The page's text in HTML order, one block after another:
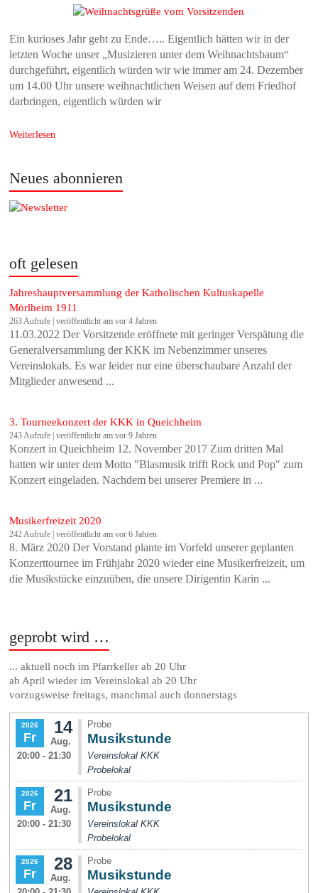
Ein kurioses Jahr geht zu Ende….. Eigentlich hätten wir in der
letzten Woche unser „Musizieren unter dem Weihnachtsbaum“
durchgeführt, eigentlich würden wir wie immer am 24. Dezember
um 14.00 Uhr unsere weihnachtlichen Weisen auf dem Friedhof
darbringen, eigentlich würden wir
Weiterlesen
Neues abonnieren
oft gelesen
Jahreshauptversammlung der Katholischen Kultuskapelle
Mörlheim 1911
263 Aufrufe |veröffentlicht am vor 4 Jahren
11.03.2022 Der Vorsitzende eröffnete mit geringer Verspätung die
Generalversammlung der KKK im Nebenzimmer unseres
Vereinslokals. Es war leider nur eine überschaubare Anzahl der
Mitglieder anwesend ...
3. Tourneekonzert der KKK in Queichheim
243 Aufrufe |veröffentlicht am vor 9 Jahren
Konzert in Queichheim 12. November 2017 Zum dritten Mal
hatten wir unter dem Motto "Blasmusik trifft Rock und Pop" zum
Konzert eingeladen. Nachdem bei unserer Premiere in ...
Musikerfreizeit 2020
242 Aufrufe |veröffentlicht am vor 6 Jahren
8. März 2020 Der Vorstand plante im Vorfeld unserer geplanten
Konzerttournee im Frühjahr 2020 wieder eine Musikerfreizeit, um
die Musikstücke einzuüben, die unsere Dirigentin Karin ...
geprobt wird …
... aktuell noch im Pfarrkeller ab 20 Uhr
ab April wieder im Vereinslokal ab 20 Uhr
vorzugsweise freitags, manchmal auch donnerstags